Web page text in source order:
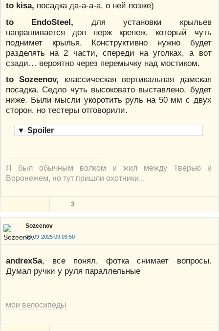
to kisa, посадка да-а-а-а, о ней позже)
to EndoSteel, для установки крыльев
напрашивается доп нерж крепеж, который чуть
поднимет крылья. Конструктивно нужно будет
разделять на 2 части, спереди на уголках, а вот
сзади… вероятно через перемычку над мостиком.
to Sozeenov, классическая вертикальная дамская
посадка. Седло чуть высоковато выставлено, будет
ниже. Были мысли укоротить руль на 50 мм с двух
сторон, но тестеры отговорили.
▼ Spoiler
Я был обычным волком и жил между Тверью и
Воронежем, но тут пришли охотники...
3
Sozeenov
28-09-2025 09:09:50
andrexSa, все понял, фотка снимает вопросы.
Думал ручки у руля параллельные
мои велосипеды